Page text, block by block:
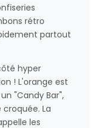
rétro
partout
hyper
! L'orange est
"Candy Bar",
La
les